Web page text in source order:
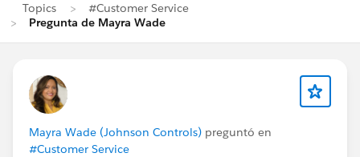
Topics
#Customer Service
Pregunta de Mayra Wade
Mayra Wade (Johnson Controls) preguntó en
#Customer Service